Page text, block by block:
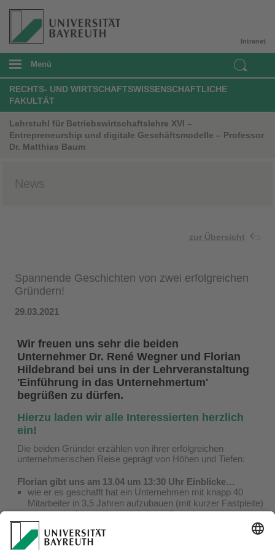
Intranet
Menü
RECHTS- UND WIRTSCHAFTSWISSENSCHAFTLICHE
FAKULTÄT
Lehrstuhl für Betriebswirtschaftslehre XVI –
Entrepreneurship und digitale Geschäftsmodelle – Professor
Dr. Matthias Baum
News
zur Übersicht
Spannende Geschichten von zwei erfolgreichen
Gründern!
29.03.2021
Wir freuen uns sehr die beiden
Unternehmer Dr. René Wegner und Florian
Hildebrand bei uns in der Lehrveranstaltung
'Einführung in das Unternehmertum'
begrüßen zu dürfen.
Hierzu laden wir alle Interessierten herzlich
ein!
Die beiden Gründer erzählen von ihrer erfolgreichen
unternehmerischen Reise geprägt von Höhen und Tiefen:
Florian gibt uns am 13.04 um 13:30 Uhr Einblicke…
wie er es geschafft hat ein Unternehmen mit knapp 40
Mitarbeiter in 3,5 Jahren aufzubauen (mit kurzer Fastpleite)
wie er sein Geschäftsmodell durch Experimentation
entwickelt hat und seine persönlichen Erfahrungen während
der Gründung.